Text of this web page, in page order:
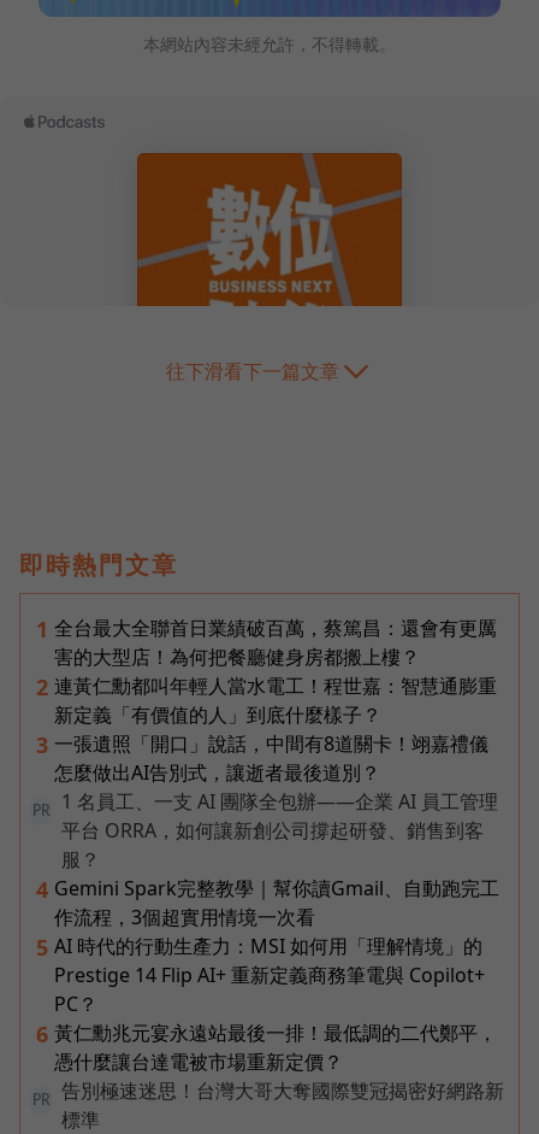
本網站內容未經允許，不得轉載。
往下滑看下一篇文章
即時熱門文章
1 全台最大全聯首日業績破百萬，蔡篤昌：還會有更厲
害的大型店！為何把餐廳健身房都搬上樓？
2 連黃仁勳都叫年輕人當水電工！程世嘉：智慧通膨重
新定義「有價值的人」到底什麼樣子？
3 一張遺照「開口」說話，中間有8道關卡！翊嘉禮儀
怎麼做出AI告別式，讓逝者最後道別？
PR
1 名員工、一支 AI 團隊全包辦——企業 AI 員工管理
平台 ORRA，如何讓新創公司撐起研發、銷售到客
服？
4 Gemini Spark完整教學｜幫你讀Gmail、自動跑完工
作流程，3個超實用情境一次看
5 AI 時代的行動生產力：MSI 如何用「理解情境」的
Prestige 14 Flip AI+ 重新定義商務筆電與 Copilot+
PC？
6 黃仁勳兆元宴永遠站最後一排！最低調的二代鄭平，
憑什麼讓台達電被市場重新定價？
PR
告別極速迷思！台灣大哥大奪國際雙冠揭密好網路新
標準